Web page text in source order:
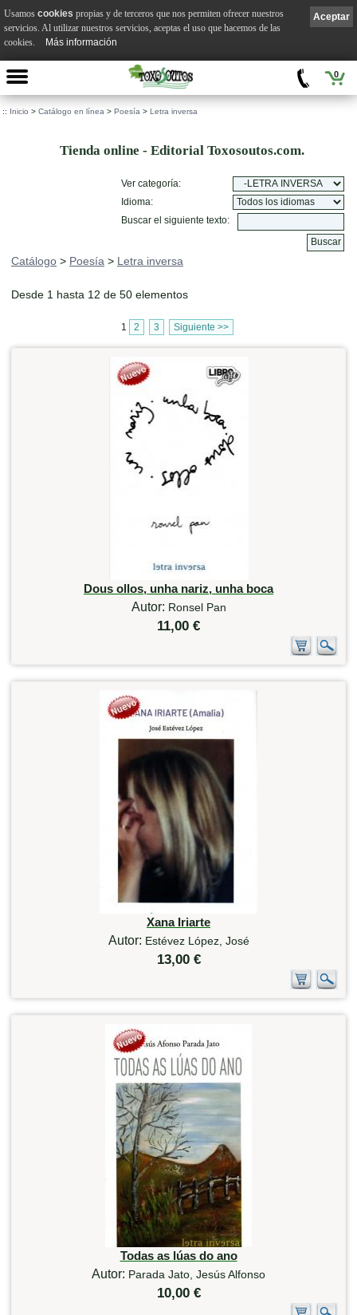
0
:: Inicio > Catálogo en línea > Poesía > Letra inversa
Tienda online - Editorial Toxosoutos.com.
Ver categoría:
Idioma:
Buscar el siguiente texto:
Catálogo > Poesía > Letra inversa
Desde 1 hasta 12 de 50 elementos
1 2 3 Siguiente >>
Dous ollos, unha nariz, unha boca
Autor: Ronsel Pan
11,00 €
Xana Iriarte
Autor: Estévez López, José
13,00 €
Todas as lúas do ano
Autor: Parada Jato, Jesús Alfonso
10,00 €
Aceptar
Usamos cookies propias y de terceros que nos permiten ofrecer nuestros
servicios. Al utilizar nuestros servicios, aceptas el uso que hacemos de las
cookies.
Más información